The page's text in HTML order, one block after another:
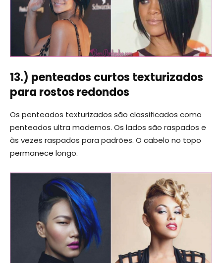
13.) penteados curtos texturizados
para rostos redondos
Os penteados texturizados são classificados como
penteados ultra modernos. Os lados são raspados e
às vezes raspados para padrões. O cabelo no topo
permanece longo.